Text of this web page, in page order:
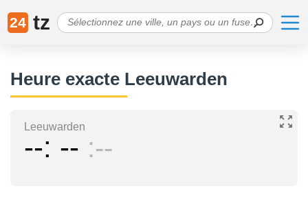
24 tz
Heure exacte Leeuwarden
Leeuwarden
-- -- --